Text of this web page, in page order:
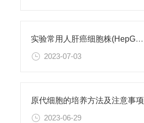
实验常用人肝癌细胞株(HepG2/Hep3B,HuH-7,MHCC97H,PLC/PRF/5)怎么选？
2023-07-03
原代细胞的培养方法及注意事项
2023-06-29